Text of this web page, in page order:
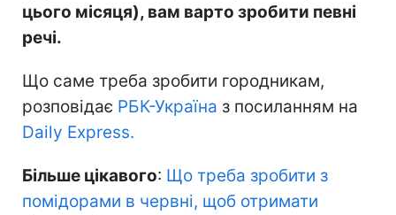
цього місяця), вам варто зробити певні
речі.
Що саме треба зробити городникам,
розповідає РБК-Україна з посиланням на
Daily Express.
Більше цікавого: Що треба зробити з
помідорами в червні, щоб отримати